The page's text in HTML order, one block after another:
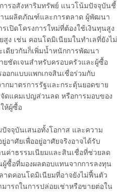
ารอสังหาริมทรัพย์ แนวโน้มปัจจุบันชี้
านผลิตภัณฑ์และการตลาด ผู้พัฒนา
เปิดโครงการใหม่ที่ต้องใช้เงินทุนสูง
สูง เช่น คอนโดมิเนียมในทำเลที่ยังไม่
เดียวกันก็เพิ่มน้ำหนักการพัฒนา
ยชัดเจนสำหรับครอบครัวและผู้ซื้อ
ออกแบบแพกเกจสินเชื่อร่วมกับ
กมาตรการรัฐและกระตุ้นยอดขาย
ดแคมเปญส่วนลด หรือการมอบของ
ห้ผู้ซื้อ
จจุบันเสนอทั้งโอกาส และความ
อาศัยเพื่ออยู่อาศัยจริงอาจได้รับ
ค่าธรรมเนียมและสินเชื่อที่ช่วยลด
ซื้อที่มองผลตอบแทนจากการลงทุน
ดคอนโดมิเนียมที่อาจยังไม่ฟื้นตัว
ารถในการปล่อยเช่าหรือขายต่อใน